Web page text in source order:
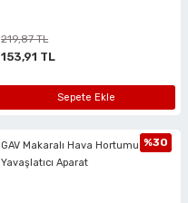
219,87 TL
153,91 TL
Sepete Ekle
GAV Makaralı Hava Hortumu
Yavaşlatıcı Aparat
%30